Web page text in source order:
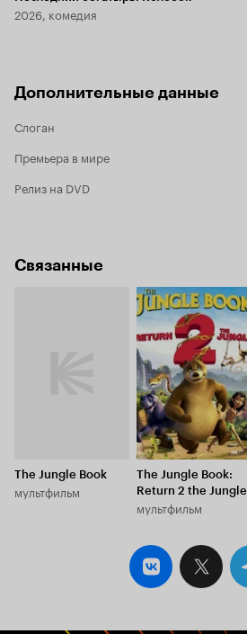
2026, комедия
Дополнительные данные
Слоган
Премьера в мире
Релиз на DVD
Связанные
The Jungle Book
мультфильм
The Jungle Book:
Return 2 the Jungle
мультфильм